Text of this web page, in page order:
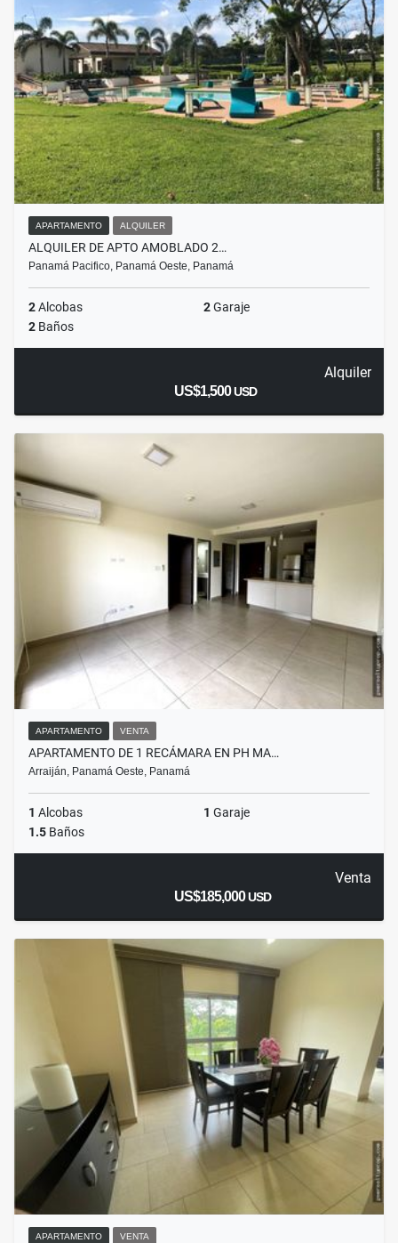
APARTAMENTO ALQUILER
ALQUILER DE APTO AMOBLADO 2…
Panamá Pacifico, Panamá Oeste, Panamá
2Alcobas 2Garaje
2 Baños
Alquiler
US$1,500USD
APARTAMENTO VENTA
APARTAMENTO DE 1 RECÁMARA EN PH MA…
Arraiján, Panamá Oeste, Panamá
1 Alcobas 1 Garaje
1.5 Baños
Venta
US$185,000USD
APARTAMENTO VENTA